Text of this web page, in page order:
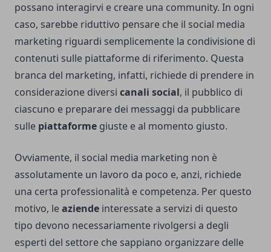
possano interagirvi e creare una community. In ogni
caso, sarebbe riduttivo pensare che il social media
marketing riguardi semplicemente la condivisione di
contenuti sulle piattaforme di riferimento. Questa
branca del marketing, infatti, richiede di prendere in
considerazione diversi canali social, il pubblico di
ciascuno e preparare dei messaggi da pubblicare
sulle piattaforme giuste e al momento giusto.
Ovviamente, il social media marketing non è
assolutamente un lavoro da poco e, anzi, richiede
una certa professionalità e competenza. Per questo
motivo, leaziende interessate a servizi di questo
tipo devono necessariamente rivolgersi a degli
esperti del settore che sappiano organizzare delle